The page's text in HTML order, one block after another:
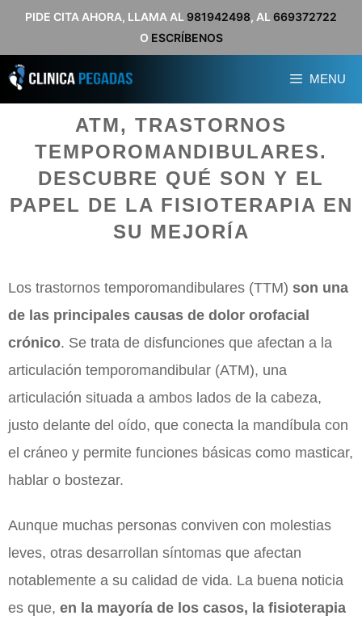
Saltar
contenido
PIDE CITA AHORA, LLAMA AL 981942498, AL 669372722
O ESCRÍBENOS
MENU
ATM, TRASTORNOS
TEMPOROMANDIBULARES.
DESCUBRE QUÉ SON Y EL
PAPEL DE LA FISIOTERAPIA EN
SU MEJORÍA
Los trastornos temporomandibulares (TTM) son una
de las principales causas de dolor orofacial
crónico. Se trata de disfunciones que afectan a la
articulación temporomandibular (ATM), una
articulación situada a ambos lados de la cabeza,
justo delante del oído, que conecta la mandíbula con
el cráneo y permite funciones básicas como masticar,
hablar o bostezar.
Aunque muchas personas conviven con molestias
leves, otras desarrollan síntomas que afectan
notablemente a su calidad de vida. La buena noticia
es que, en la mayoría de los casos, la fisioterapia